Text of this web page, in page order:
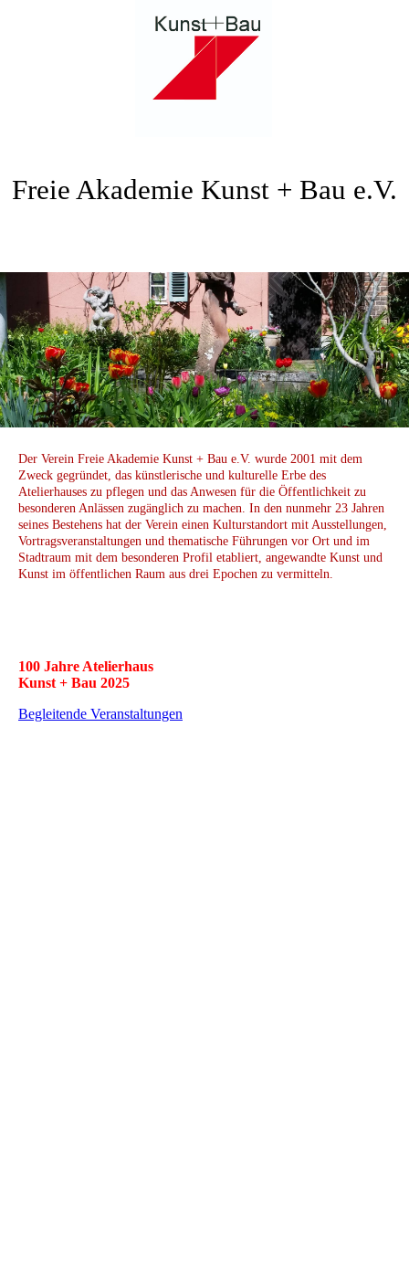
Freie Akademie Kunst + Bau e.V.
Der Verein Freie Akademie Kunst + Bau e.V. wurde 2001 mit dem
Zweck gegründet, das künstlerische und kulturelle Erbe des
Atelierhauses zu pflegen und das Anwesen für die Öffentlichkeit zu
besonderen Anlässen zugänglich zu machen. In den nunmehr 23 Jahren
seines Bestehens hat der Verein einen Kulturstandort mit Ausstellungen,
Vortragsveranstaltungen und thematische Führungen vor Ort und im
Stadtraum mit dem besonderen Profil etabliert, angewandte Kunst und
Kunst im öffentlichen Raum aus drei Epochen zu vermitteln.
100 Jahre Atelierhaus
Kunst + Bau 2025
Begleitende Veranstaltungen